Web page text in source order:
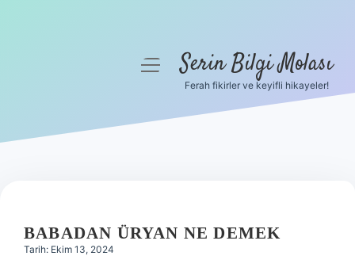
Hakkımızda
menüyüSerin Bilgi Molası
Ferah fikirler ve keyifli hikayeler!
BABADAN ÜRYAN NE DEMEK
Tarih: Ekim 13, 2024